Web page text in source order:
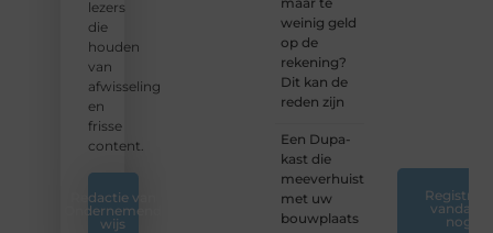
lezers
die
houden
van
afwisseling
en
frisse
content.
Redactie van
Ondernemend
wijs
weinig geld
op de
rekening?
Dit kan de
reden zijn
Een Dupa-
kast die
meeverhuist
met uw
bouwplaats
Registreer
vandaag
nog